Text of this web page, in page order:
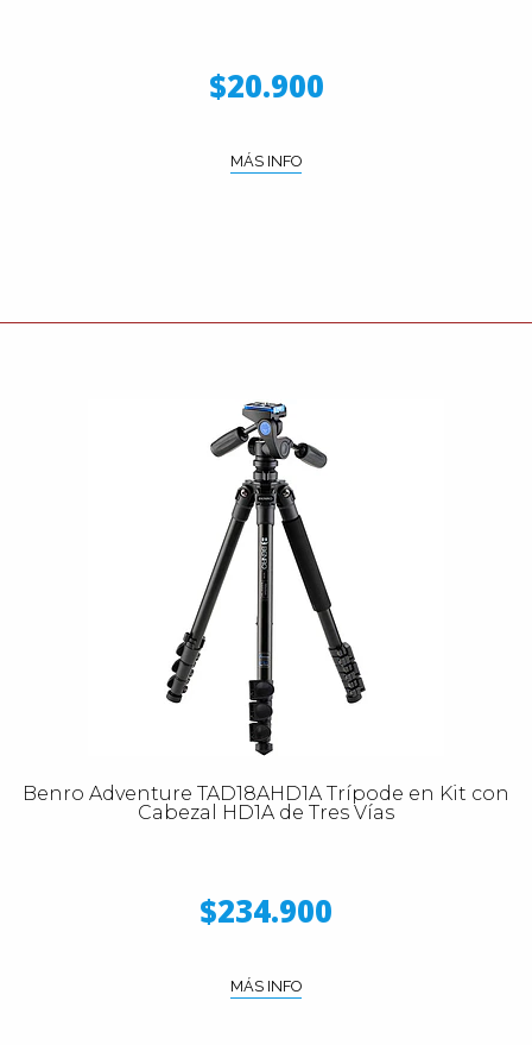
$20.900
MÁS INFO
Benro Adventure TAD18AHD1A Trípode en Kit con
Cabezal HD1A de Tres Vías
$234.900
MÁS INFO